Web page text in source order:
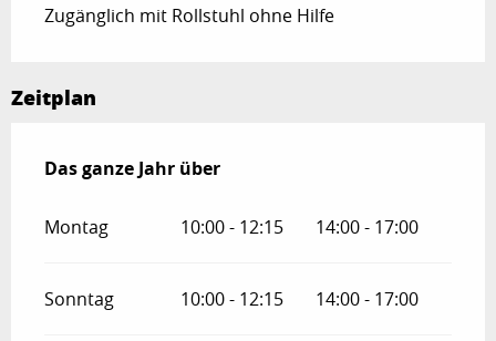
Zugänglich mit Rollstuhl ohne Hilfe
Zeitplan
Das ganze Jahr über
Das ganze Jahr über
Montag 10:00 - 12:15 14:00 - 17:00
Sonntag 10:00 - 12:15 14:00 - 17:00